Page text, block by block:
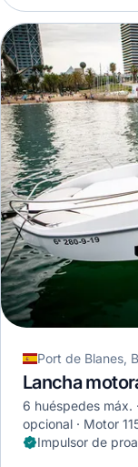
Port de Blanes,
Lancha
6 huéspedes máx.
opcional
Motor
Impulsor de proa